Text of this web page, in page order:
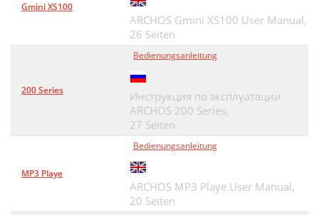
Gmini XS100
ARCHOS Gmini XS100 User Manual,
26 Seiten
200 Series
Bedienungsanleitung
Инструкция по эксплуатации
ARCHOS 200 Series,
27 Seiten
MP3 Playe
Bedienungsanleitung
ARCHOS MP3 Playe User Manual,
20 Seiten